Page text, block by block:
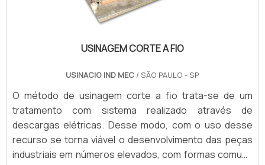
USINAGEM CORTE A FIO
USINACIO IND MEC / SÃO PAULO - SP
O método de usinagem corte a fio trata-se de um
tratamento com sistema realizado através de
descargas elétricas. Desse modo, com o uso desse
recurso se torna viável o desenvolvimento das peças
industriais em números elevados, com formas comuns